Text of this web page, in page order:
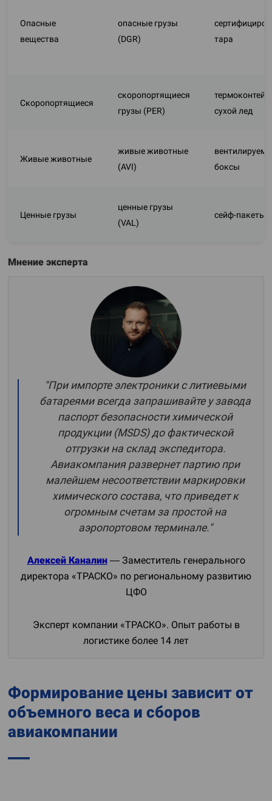
Опасные
вещества
опасные грузы
(DGR)
тара
Скоропортящиеся
скоропортящиеся
грузы (PER)
сухой лед
Живые животные
живые животные
(AVI)
боксы
Ценные грузы
ценные грузы
(VAL)
сейф-пакеты
Мнение эксперта
"При импорте электроники с литиевыми
батареями всегда запрашивайте у завода
паспорт безопасности химической
продукции (MSDS) до фактической
отгрузки на склад экспедитора.
Авиакомпания развернет партию при
малейшем несоответствии маркировки
химического состава, что приведет к
огромным счетам за простой на
аэропортовом терминале."
Алексей Каналин— Заместитель генерального
директора «ТРАСКО» по региональному развитию
ЦФО
Эксперт компании «ТРАСКО». Опыт работы в
логистике более 14 лет
Формирование цены зависит от
объемного веса и сборов
авиакомпании